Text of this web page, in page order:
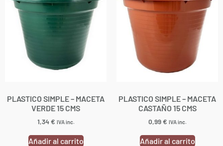
PLASTICO SIMPLE – MACETA
VERDE 15 CMS
1,34€ IVA inc.
Añadir al carrito
PLASTICO SIMPLE – MACETA
CASTAÑO 15 CMS
0,99€ IVA inc.
Añadir al carrito